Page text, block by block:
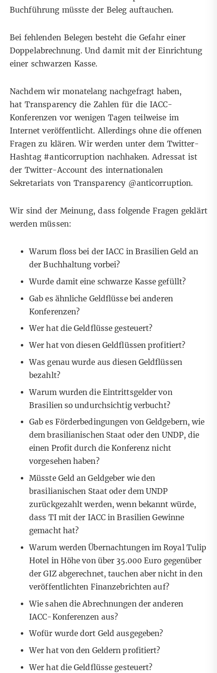
Buchführung müsste der Beleg auftauchen.
Bei fehlenden Belegen besteht die Gefahr einer
Doppelabrechnung. Und damit mit der Einrichtung
einer schwarzen Kasse.
Nachdem wir monatelang nachgefragt haben,
hat Transparency die Zahlen für die IACC-
Konferenzen vor wenigen Tagen teilweise im
Internet veröffentlicht. Allerdings ohne die offenen
Fragen zu klären. Wir werden unter dem Twitter-
Hashtag #anticorruption nachhaken. Adressat ist
der Twitter-Account des internationalen
Sekretariats von Transparency @anticorruption.
Wir sind der Meinung, dass folgende Fragen geklärt
werden müssen:
Warum floss bei der IACC in Brasilien Geld an
der Buchhaltung vorbei?
Wurde damit eine schwarze Kasse gefüllt?
Gab es ähnliche Geldflüsse bei anderen
Konferenzen?
Wer hat die Geldflüsse gesteuert?
Wer hat von diesen Geldflüssen profitiert?
Was genau wurde aus diesen Geldflüssen
bezahlt?
Warum wurden die Eintrittsgelder von
Brasilien so undurchsichtig verbucht?
Gab es Förderbedingungen von Geldgebern, wie
dem brasilianischen Staat oder den UNDP, die
einen Profit durch die Konferenz nicht
vorgesehen haben?
Müsste Geld an Geldgeber wie den
brasilianischen Staat oder dem UNDP
zurückgezahlt werden, wenn bekannt würde,
dass TI mit der IACC in Brasilien Gewinne
gemacht hat?
Warum werden Übernachtungen im Royal Tulip
Hotel in Höhe von über 35.000 Euro gegenüber
der GIZ abgerechnet, tauchen aber nicht in den
veröffentlichten Finanzebrichten auf?
Wie sahen die Abrechnungen der anderen
IACC-Konferenzen aus?
Wofür wurde dort Geld ausgegeben?
Wer hat von den Geldern profitiert?
Wer hat die Geldflüsse gesteuert?